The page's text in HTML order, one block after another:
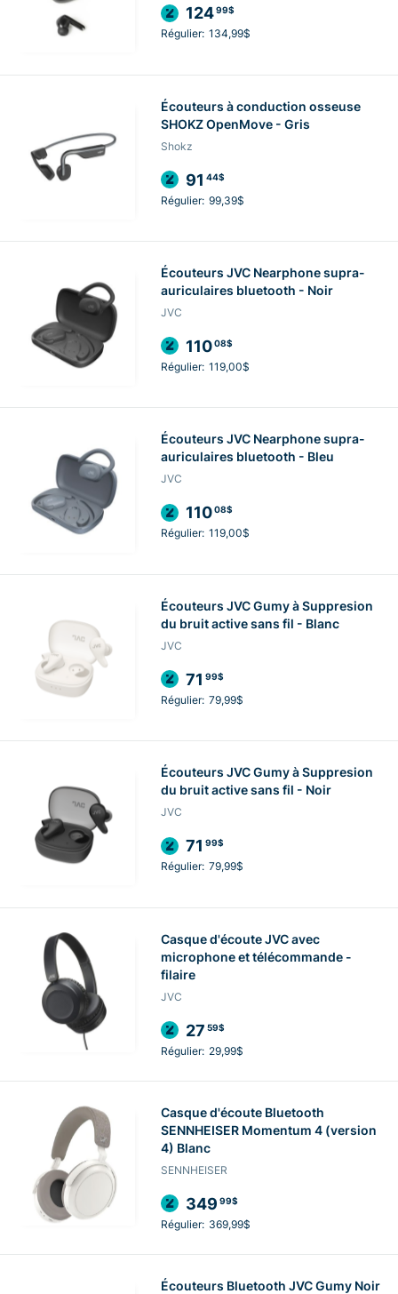
12499$
Régulier: 134,99$
Écouteurs à conduction osseuse
SHOKZ OpenMove - Gris
Shokz
91 44$
Régulier: 99,39$
Écouteurs JVC Nearphone supra-
auriculaires bluetooth - Noir
JVC
11008$
Régulier: 119,00$
Écouteurs JVC Nearphone supra-
auriculaires bluetooth - Bleu
JVC
11008$
Régulier: 119,00$
Écouteurs JVC Gumy à Suppresion
du bruit active sans fil - Blanc
JVC
71 99$
Régulier: 79,99$
Écouteurs JVC Gumy à Suppresion
du bruit active sans fil - Noir
JVC
71 99$
Régulier: 79,99$
Casque d'écoute JVC avec
microphone et télécommande -
filaire
JVC
27 59$
Régulier: 29,99$
Casque d'écoute Bluetooth
SENNHEISER Momentum 4 (version
4) Blanc
SENNHEISER
349 99$
Régulier: 369,99$
Écouteurs Bluetooth JVC Gumy Noir